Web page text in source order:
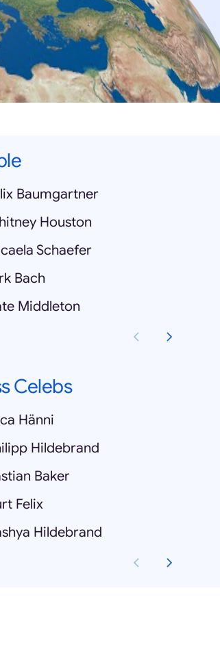
Baumgartner
Houston
Schaefer
Bach
Middleton
Celebs
Hänni
Hildebrand
Baker
Felix
Hildebrand